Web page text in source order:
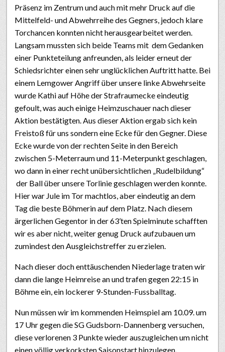
Präsenz im Zentrum und auch mit mehr Druck auf die
Mittelfeld- und Abwehrreihe des Gegners, jedoch klare
Torchancen konnten nicht herausgearbeitet werden.
Langsam mussten sich beide Teams mit dem Gedanken
einer Punkteteilung anfreunden, als leider erneut der
Schiedsrichter einen sehr unglücklichen Auftritt hatte. Bei
einem Lemgower Angriff über unsere linke Abwehrseite
wurde Kathi auf Höhe der Strafraumecke eindeutig
gefoult, was auch einige Heimzuschauer nach dieser
Aktion bestätigten. Aus dieser Aktion ergab sich kein
Freistoß für uns sondern eine Ecke für den Gegner. Diese
Ecke wurde von der rechten Seite in den Bereich
zwischen 5-Meterraum und 11-Meterpunkt geschlagen,
wo dann in einer recht unübersichtlichen „Rudelbildung“
der Ball über unsere Torlinie geschlagen werden konnte.
Hier war Jule im Tor machtlos, aber eindeutig an dem
Tag die beste Böhmerin auf dem Platz. Nach diesem
ärgerlichen Gegentor in der 63’ten Spielminute schafften
wir es aber nicht, weiter genug Druck aufzubauen um
zumindest den Ausgleichstreffer zu erzielen.
Nach dieser doch enttäuschenden Niederlage traten wir
dann die lange Heimreise an und trafen gegen 22:15 in
Böhme ein, ein lockerer 9-Stunden-Fussballtag.
Nun müssen wir im kommenden Heimspiel am 10.09. um
17 Uhr gegen die SG Gudsborn-Dannenberg versuchen,
diese verlorenen 3 Punkte wieder auszugleichen um nicht
einen völlig verkorksten Saisonstart hinzulegen.